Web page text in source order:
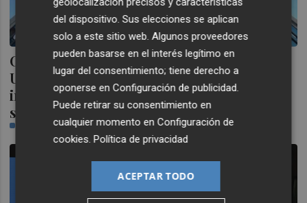
Carlos III, Autónoma, Alfonso X e IE
University, universidades que lideran la
integración de la tecnología en Madrid,
según el Instituto Coordenadas
del dispositivo. Sus elecciones se aplican
solo a este sitio web. Algunos proveedores
pueden basarse en el interés legítimo en
lugar del consentimiento; tiene derecho a
oponerse enConfiguración de publicidad.
Puede retirar su consentimiento en
cualquier momento enConfiguración de
cookies.Política de privacidad
ACEPTAR TODO